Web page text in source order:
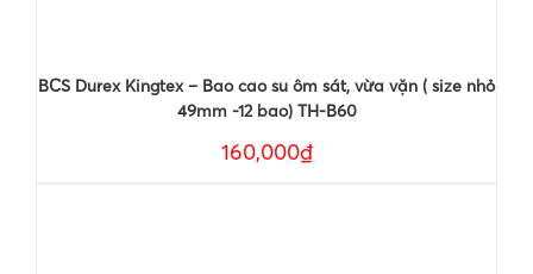
BCS Durex Kingtex – Bao cao su ôm sát, vừa vặn ( size nhỏ
49mm -12 bao) TH-B60
160,000₫